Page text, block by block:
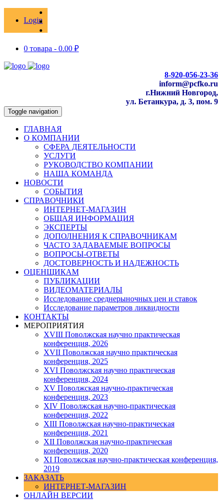
Login
0 товара - 0.00 ₽
8-920-056-23-36
inform@pcfko.ru
г.Нижний Новгород,
ул. Бетанкура, д. 3, пом. 9
Toggle navigation
ГЛАВНАЯ
О КОМПАНИИ
СФЕРА ДЕЯТЕЛЬНОСТИ
УСЛУГИ
РУКОВОДСТВО КОМПАНИИ
НАША КОМАНДА
НОВОСТИ
СОБЫТИЯ
СПРАВОЧНИКИ
ИНТЕРНЕТ-МАГАЗИН
ОБЩАЯ ИНФОРМАЦИЯ
ЭКСПЕРТЫ
ДОПОЛНЕНИЯ К СПРАВОЧНИКАМ
ЧАСТО ЗАДАВАЕМЫЕ ВОПРОСЫ
ВОПРОСЫ-ОТВЕТЫ
ДОСТОВЕРНОСТЬ И НАДЕЖНОСТЬ
ОЦЕНЩИКАМ
ПУБЛИКАЦИИ
ВИДЕОМАТЕРИАЛЫ
Исследование среднерыночных цен и ставок
Исследование параметров ликвидности
КОНТАКТЫ
МЕРОПРИЯТИЯ
XVIII Поволжская научно практическая
конференция, 2026
XVII Поволжская научно практическая
конференция, 2025
XVI Поволжская научно практическая
конференция, 2024
ХV Поволжская научно-практическая
конференция, 2023
ХIV Поволжская научно-практическая
конференция, 2022
ХIII Поволжская научно-практическая
конференция, 2021
ХII Поволжская научно-практическая
конференция, 2020
XI Поволжская научно-практическая конференция,
2019
ЗАКАЗАТЬ
ИНТЕРНЕТ-МАГАЗИН
ОНЛАЙН ВЕРСИИ